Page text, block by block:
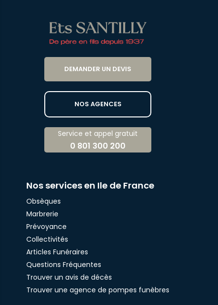
DEMANDER UN DEVIS
NOS AGENCES
Service et appel gratuit
0 801 300 200
Nos services en Ile de France
Obsèques
Marbrerie
Prévoyance
Collectivités
Articles Funéraires
Questions Fréquentes
Trouver un avis de décès
Trouver une agence de pompes funèbres